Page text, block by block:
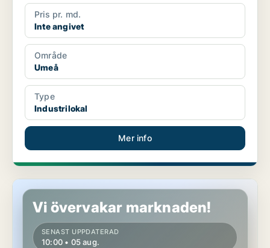
Pris pr. md.
Inte angivet
Område
Umeå
Type
Industrilokal
Mer info
Industrilokal i Umeå
Vi övervakar marknaden!
SENAST UPPDATERAD
10:00 • 05 aug.